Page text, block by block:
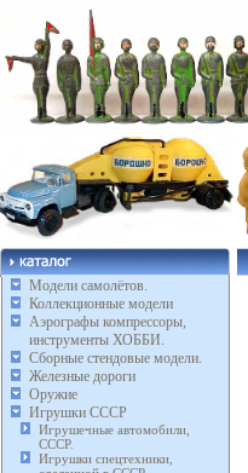
Модели самолётов.
Коллекционные модели
Аэрографы компрессоры,
инструменты ХОББИ.
Сборные стендовые модели.
Железные дороги
Оружие
Игрушки СССР
Игрушечные автомобили,
СССР.
Игрушки спецтехники,